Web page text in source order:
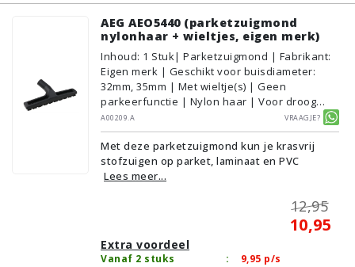
AEG AEO5440 (parketzuigmond
nylonhaar + wieltjes, eigen merk)
Inhoud: 1 Stuk| Parketzuigmond | Fabrikant:
Eigen merk | Geschikt voor buisdiameter:
32mm, 35mm | Met wieltje(s) | Geen
parkeerfunctie | Nylon haar | Voor droog
gebruik | Breedte: 30cm | Zonder verlichting |
Zonder kliksysteem | Zwart | Alternatief |
Geschikt voor vloertype: Plavuizen/Tegels,
Parket/Laminaat, PVC/Vinyl
A00209.A Vraagje?
Met deze parketzuigmond kun je krasvrij
stofzuigen op parket, laminaat en PVC
Lees meer...
12,95
10,95
Extra voordeel
Vanaf 2 stuks : 9,95 p/s